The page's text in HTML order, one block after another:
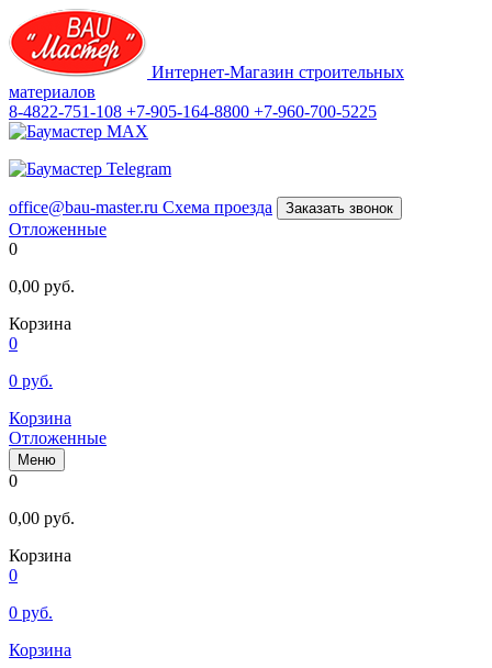
Интернет-Магазин строительных
материалов
8-4822-751-108 +7-905-164-8800 +7-960-700-5225
office@bau-master.ru Схема проезда Заказать звонок
Отложенные
0
0,00 руб.
Корзина
0
0 руб.
Корзина
Отложенные
Меню
0
0,00 руб.
Корзина
0
0 руб.
Корзина